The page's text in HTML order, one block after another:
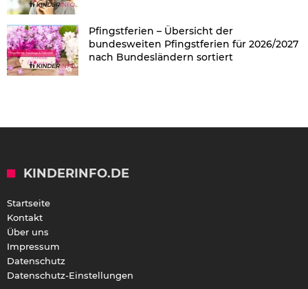
Pfingstferien – Übersicht der
bundesweiten Pfingstferien für 2026/2027
nach Bundesländern sortiert
KINDERINFO.DE
Startseite
Kontakt
Über uns
Impressum
Datenschutz
Datenschutz-Einstellungen